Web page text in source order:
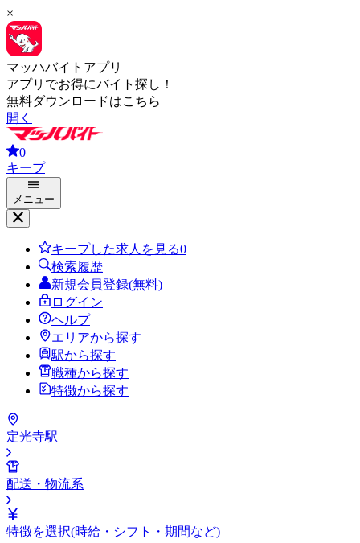
×
マッハバイトアプリ
アプリでお得にバイト探し！
無料ダウンロードはこちら
開く
0
キープ
メニュー
キープした求人を見る0
検索履歴
新規会員登録(無料)
ログイン
ヘルプ
エリアから探す
駅から探す
職種から探す
特徴から探す
定光寺駅
配送・物流系
特徴を選択(時給・シフト・期間など)